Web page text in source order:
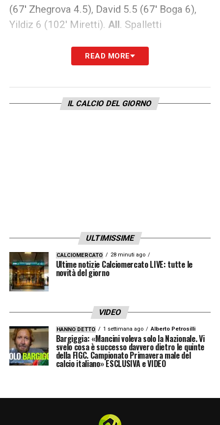
(67′ Zhegrova 4.5), David 5.5 (67′ Boga 6),
Yildiz 6 (102′ Miretti). All. Spalletti
GALATASARAY (4-2-3-1): Cakir 6.5; Sallai
5.5 (59′ Boey 5.5), Sanchez 5.5, Bardakci 5.5,
Elmali 6), Torreira 5.5 (102′ Singo 6); Yilmaz
6.5, Sara 6 (71′ Gundogan 6), Lang 5.5 (59′
LA PLAYLIST DELLE NOSTRE TOP NEWS
READ MORE
IL CALCIO DEL GIORNO
ULTIMISSIME
CALCIOMERCATO 28 minuti ago
Ultime notizie Calciomercato LIVE: tutte le
novità del giorno
VIDEO
HANNO DETTO 1 settimana ago Alberto Petrosilli
Bargiggia: «Mancini voleva solo la Nazionale. Vi
svelo cosa è successo davvero dietro le quinte
della FIGC. Campionato Primavera male del
calcio italiano» ESCLUSIVA e VIDEO